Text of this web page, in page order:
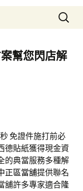
搜
尋
鍵
字:
幫您閃店解
免證件施打前必
德貼紙獲得現金資
的典當服務多種解
正區當舖提供聯名
舖許多專家適合隆